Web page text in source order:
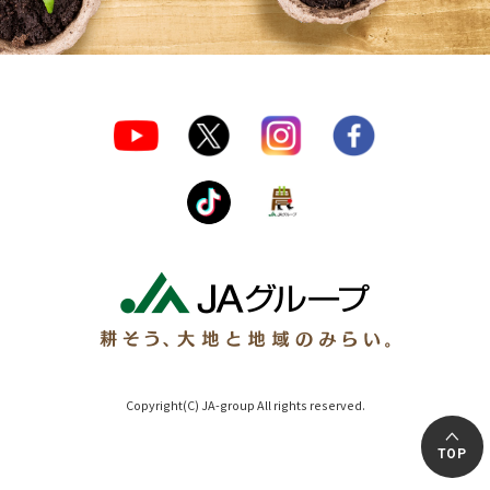
Copyright(C) JA-group All rights reserved.
TOP